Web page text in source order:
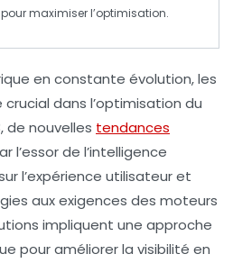
pour maximiser l’optimisation.
en constante évolution, les
crucial dans l’optimisation du
de nouvelles tendances
l’essor de l’intelligence
l’expérience utilisateuret
aux exigences des moteurs
impliquent une approche
pour améliorer la visibilité en